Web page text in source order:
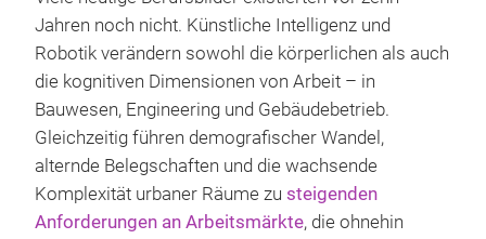
Jahren noch nicht. Künstliche Intelligenz und
Robotik verändern sowohl die körperlichen als auch
die kognitiven Dimensionen von Arbeit – in
Bauwesen, Engineering und Gebäudebetrieb.
Gleichzeitig führen demografischer Wandel,
alternde Belegschaften und die wachsende
Komplexität urbaner Räume zu steigenden
Anforderungen an Arbeitsmärkte, die ohnehin